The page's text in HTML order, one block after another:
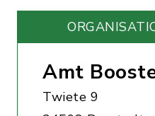
Amt
Twiete 9